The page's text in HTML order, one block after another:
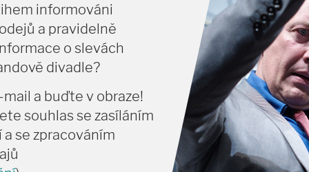
Jaro Viňarský
Popková
informováni
a pravidelně
o slevách
divadle?
a buďte v obraze!
souhlas se zasíláním
se zpracováním